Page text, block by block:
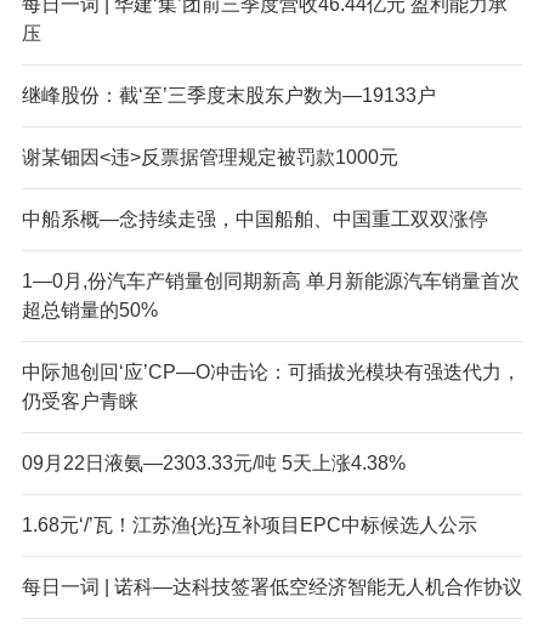
压
继峰股份：截‘至’三季度末股东户数为—19133户
谢某钿因<违>反票据管理规定被罚款1000元
中船系概—念持续走强，中国船舶、中国重工双双涨停
1—0月,份汽车产销量创同期新高 单月新能源汽车销量首次
超总销量的50%
中际旭创回‘应’CP—O冲击论：可插拔光模块有强迭代力，
仍受客户青睐
09月22日液氨—2303.33元/吨 5天上涨4.38%
1.68元‘/’瓦！江苏渔{光}互补项目EPC中标候选人公示
每日一词 | 诺科—达科技签署低空经济智能无人机合作协议